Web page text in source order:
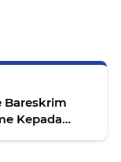
Bareskrim
Kepada